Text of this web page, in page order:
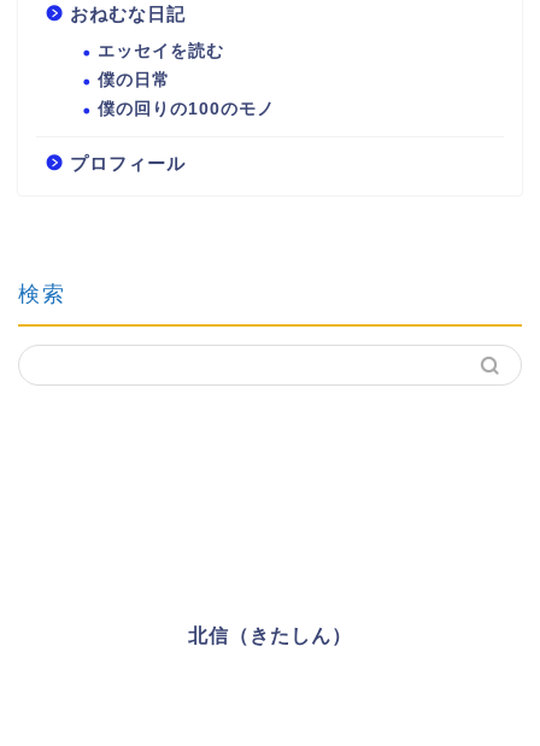
おねむな日記
エッセイを読む
僕の日常
僕の回りの100のモノ
プロフィール
検索
北信（きたしん）